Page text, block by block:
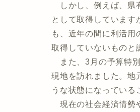
しかし、例えば、県
として取得しています
も、近年の間に利活
取得していないものと
また、3月の予算特
現地を訪れました。地
うな状態になっている
現在の社会経済情勢